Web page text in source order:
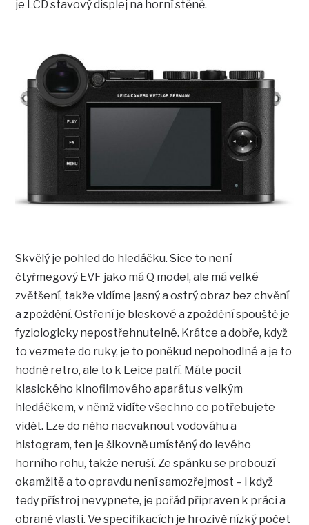
je LCD stavový displej na horní stěně.
Skvělý je pohled do hledáčku. Sice to není
čtyřmegový EVF jako má Q model, ale má velké
zvětšení, takže vidíme jasný a ostrý obraz bez chvění
a zpoždění. Ostření je bleskové a zpoždění spouště je
fyziologicky nepostřehnutelné. Krátce a dobře, když
to vezmete do ruky, je to poněkud nepohodlné a je to
hodně retro, ale to k Leice patří. Máte pocit
klasického kinofilmového aparátu s velkým
hledáčkem, v němž vidíte všechno co potřebujete
vidět. Lze do něho nacvaknout vodováhu a
histogram, ten je šikovně umístěný do levého
horního rohu, takže neruší. Ze spánku se probouzí
okamžitě a to opravdu není samozřejmost – i když
tedy přístroj nevypnete, je pořád připraven k práci a
obraně vlasti. Ve specifikacích je hrozivě nízký počet